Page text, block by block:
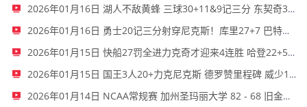
2026年01月16日 湖人不敌黄蜂 三球30+11&9记三分 东契奇39分 詹姆斯29+9+6
2026年01月16日 勇士20记三分射穿尼克斯！库里27+7 巴特勒32+8 穆迪三分9中7
2026年01月15日 快船27罚全进力克奇才迎来4连胜 哈登22+5+8 伦纳德33分4断
2026年01月15日 国王3人20+力克尼克斯 德罗赞里程碑 威少11助 布伦森伤退
2026年01月14日 NCAA常规赛 加州圣玛丽大学 82 - 68 旧金山大学 全场集锦